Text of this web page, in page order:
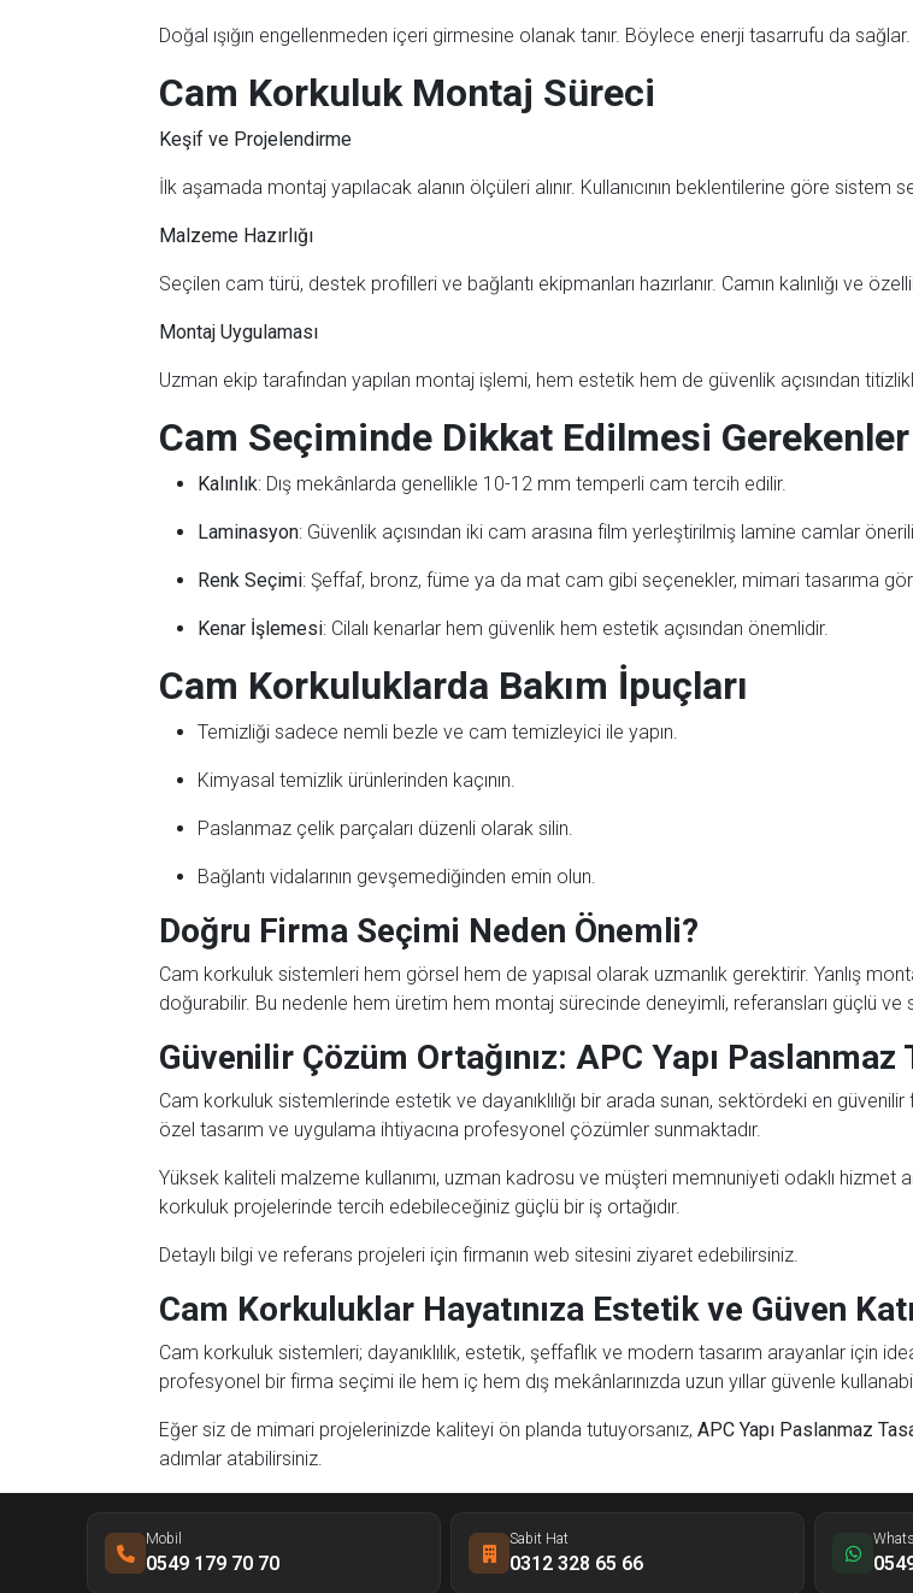
Doğal ışığın engellenmeden içeri girmesine olanak tanır. Böylece enerji tasarrufu da sağlar.
Cam Korkuluk Montaj Süreci
Keşif ve Projelendirme
İlk aşamada montaj yapılacak alanın ölçüleri alınır. Kullanıcının beklentilerine göre sistem
Malzeme Hazırlığı
Seçilen cam türü, destek profilleri ve bağlantı ekipmanları hazırlanır. Camın kalınlığı ve
Montaj Uygulaması
Uzman ekip tarafından yapılan montaj işlemi, hem estetik hem de güvenlik açısından
Cam Seçiminde Dikkat Edilmesi Gerekenler
Kalınlık: Dış mekânlarda genellikle 10-12 mm temperli cam tercih edilir.
Laminasyon: Güvenlik açısından iki cam arasına film yerleştirilmiş lamine camlar
Renk Seçimi: Şeffaf, bronz, füme ya da mat cam gibi seçenekler, mimari tasarıma
Kenar İşlemesi: Cilalı kenarlar hem güvenlik hem estetik açısından önemlidir.
Cam Korkuluklarda Bakım İpuçları
Temizliği sadece nemli bezle ve cam temizleyici ile yapın.
Kimyasal temizlik ürünlerinden kaçının.
Paslanmaz çelik parçaları düzenli olarak silin.
Bağlantı vidalarının gevşemediğinden emin olun.
Doğru Firma Seçimi Neden Önemli?
Cam korkuluk sistemleri hem görsel hem de yapısal olarak uzmanlık gerektirir. Yanlış
doğurabilir. Bu nedenle hem üretim hem montaj sürecinde deneyimli, referansları güçlü
Güvenilir Çözüm Ortağınız: APC Yapı Paslanmaz
Cam korkuluk sistemlerinde estetik ve dayanıklılığı bir arada sunan, sektördeki en
özel tasarım ve uygulama ihtiyacına profesyonel çözümler sunmaktadır.
Yüksek kaliteli malzeme kullanımı, uzman kadrosu ve müşteri memnuniyeti odaklı hizmet
korkuluk projelerinde tercih edebileceğiniz güçlü bir iş ortağıdır.
Detaylı bilgi ve referans projeleri için firmanın web sitesini ziyaret edebilirsiniz.
Cam Korkuluklar Hayatınıza Estetik ve Güven
Cam korkuluk sistemleri; dayanıklılık, estetik, şeffaflık ve modern tasarım arayanlar için
profesyonel bir firma seçimi ile hem iç hem dış mekânlarınızda uzun yıllar güvenle
Eğer siz de mimari projelerinizde kaliteyi ön planda tutuyorsanız, APC Yapı Paslanmaz
adımlar atabilirsiniz.
Mobil
0549 179 70 70
Sabit Hat
0312 328 65 66